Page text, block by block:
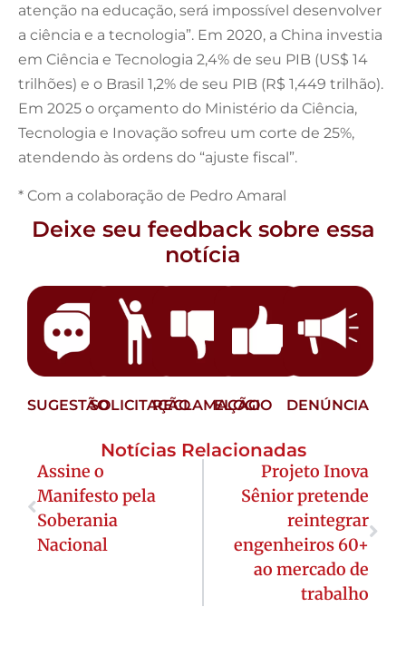
atenção na educação, será impossível desenvolver
a ciência e a tecnologia”. Em 2020, a China investia
em Ciência e Tecnologia 2,4% de seu PIB (US$ 14
trilhões) e o Brasil 1,2% de seu PIB (R$ 1,449 trilhão).
Em 2025 o orçamento do Ministério da Ciência,
Tecnologia e Inovação sofreu um corte de 25%,
atendendo às ordens do “ajuste fiscal”.
* Com a colaboração de Pedro Amaral
Deixe seu feedback sobre essa
notícia
SUGESTÃOSOLICITAÇÃORECLAMAÇÃO
ELOGIO DENÚNCIA
Notícias Relacionadas
Assine o
Manifesto pela
Soberania
Nacional
Projeto Inova
Sênior pretende
reintegrar
engenheiros 60+
ao mercado de
trabalho